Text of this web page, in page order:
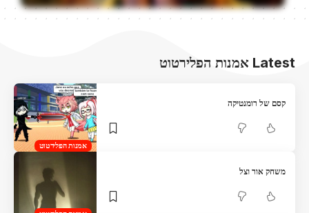
Latest אמנות הפלירטוט
אמנות הפלירטוט
קסם של רומנטיקה
משחק אור וצל